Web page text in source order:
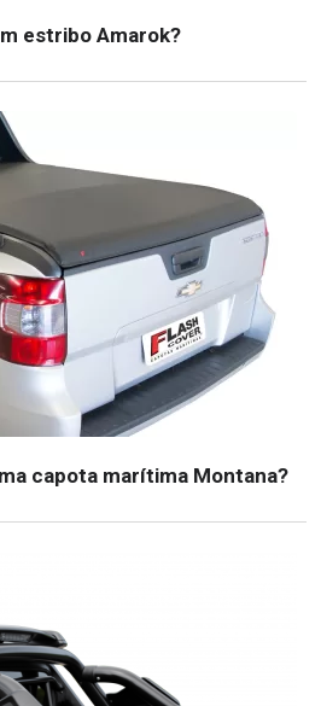
estribo Amarok?
capota marítima Montana?